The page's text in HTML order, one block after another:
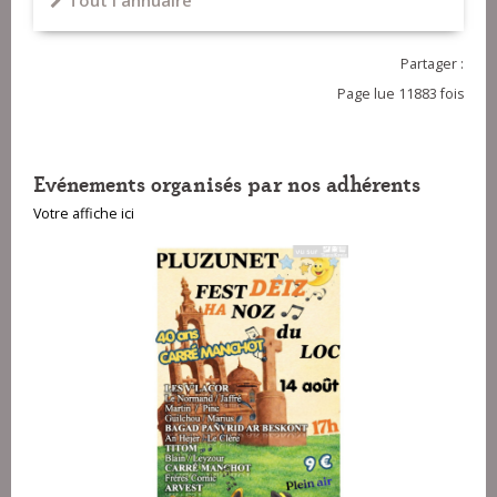
Partager :
Page lue 11883 fois
Evénements organisés par nos adhérents
Votre affiche ici